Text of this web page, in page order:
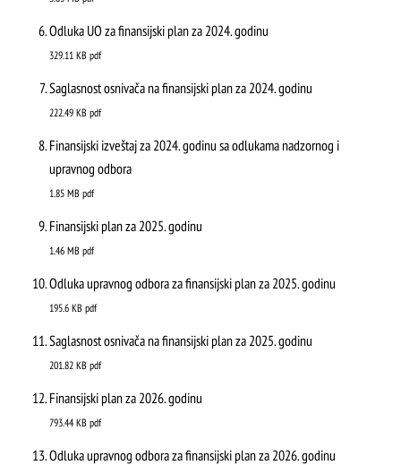
Korisni linkovi
Aplikacije
Odluka UO za finansijski plan za 2024. godinu
329.11 KB pdf
Saglasnost osnivača na finansijski plan za 2024. godinu
222.49 KB pdf
Finansijski izveštaj za 2024. godinu sa odlukama nadzornog i
upravnog odbora
1.85 MB pdf
Finansijski plan za 2025. godinu
1.46 MB pdf
Odluka upravnog odbora za finansijski plan za 2025. godinu
195.6 KB pdf
Saglasnost osnivača na finansijski plan za 2025. godinu
201.82 KB pdf
Finansijski plan za 2026. godinu
793.44 KB pdf
Odluka upravnog odbora za finansijski plan za 2026. godinu